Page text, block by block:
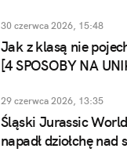
30 czerwca 2026, 15:48
Jak z klasą nie
[4 SPOSOBY NA
29 czerwca 2026, 13:35
Śląski Jurassic
napadł dziołchę nad